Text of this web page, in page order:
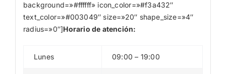
background=»#ffffff» icon_color=»#f3a432″
text_color=»#003049″ size=»20″ shape_size=»4″
radius=»0″]Horario de atención:
Lunes 09:00 – 19:00